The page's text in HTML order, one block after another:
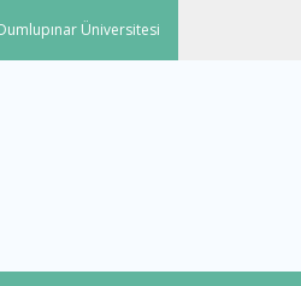
Üniversitesi